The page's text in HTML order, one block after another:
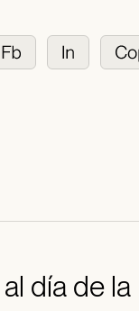
día de la